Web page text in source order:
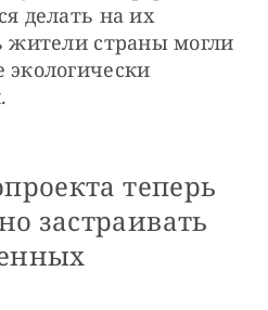
делать на их
жители страны могли
теперь
застраивать